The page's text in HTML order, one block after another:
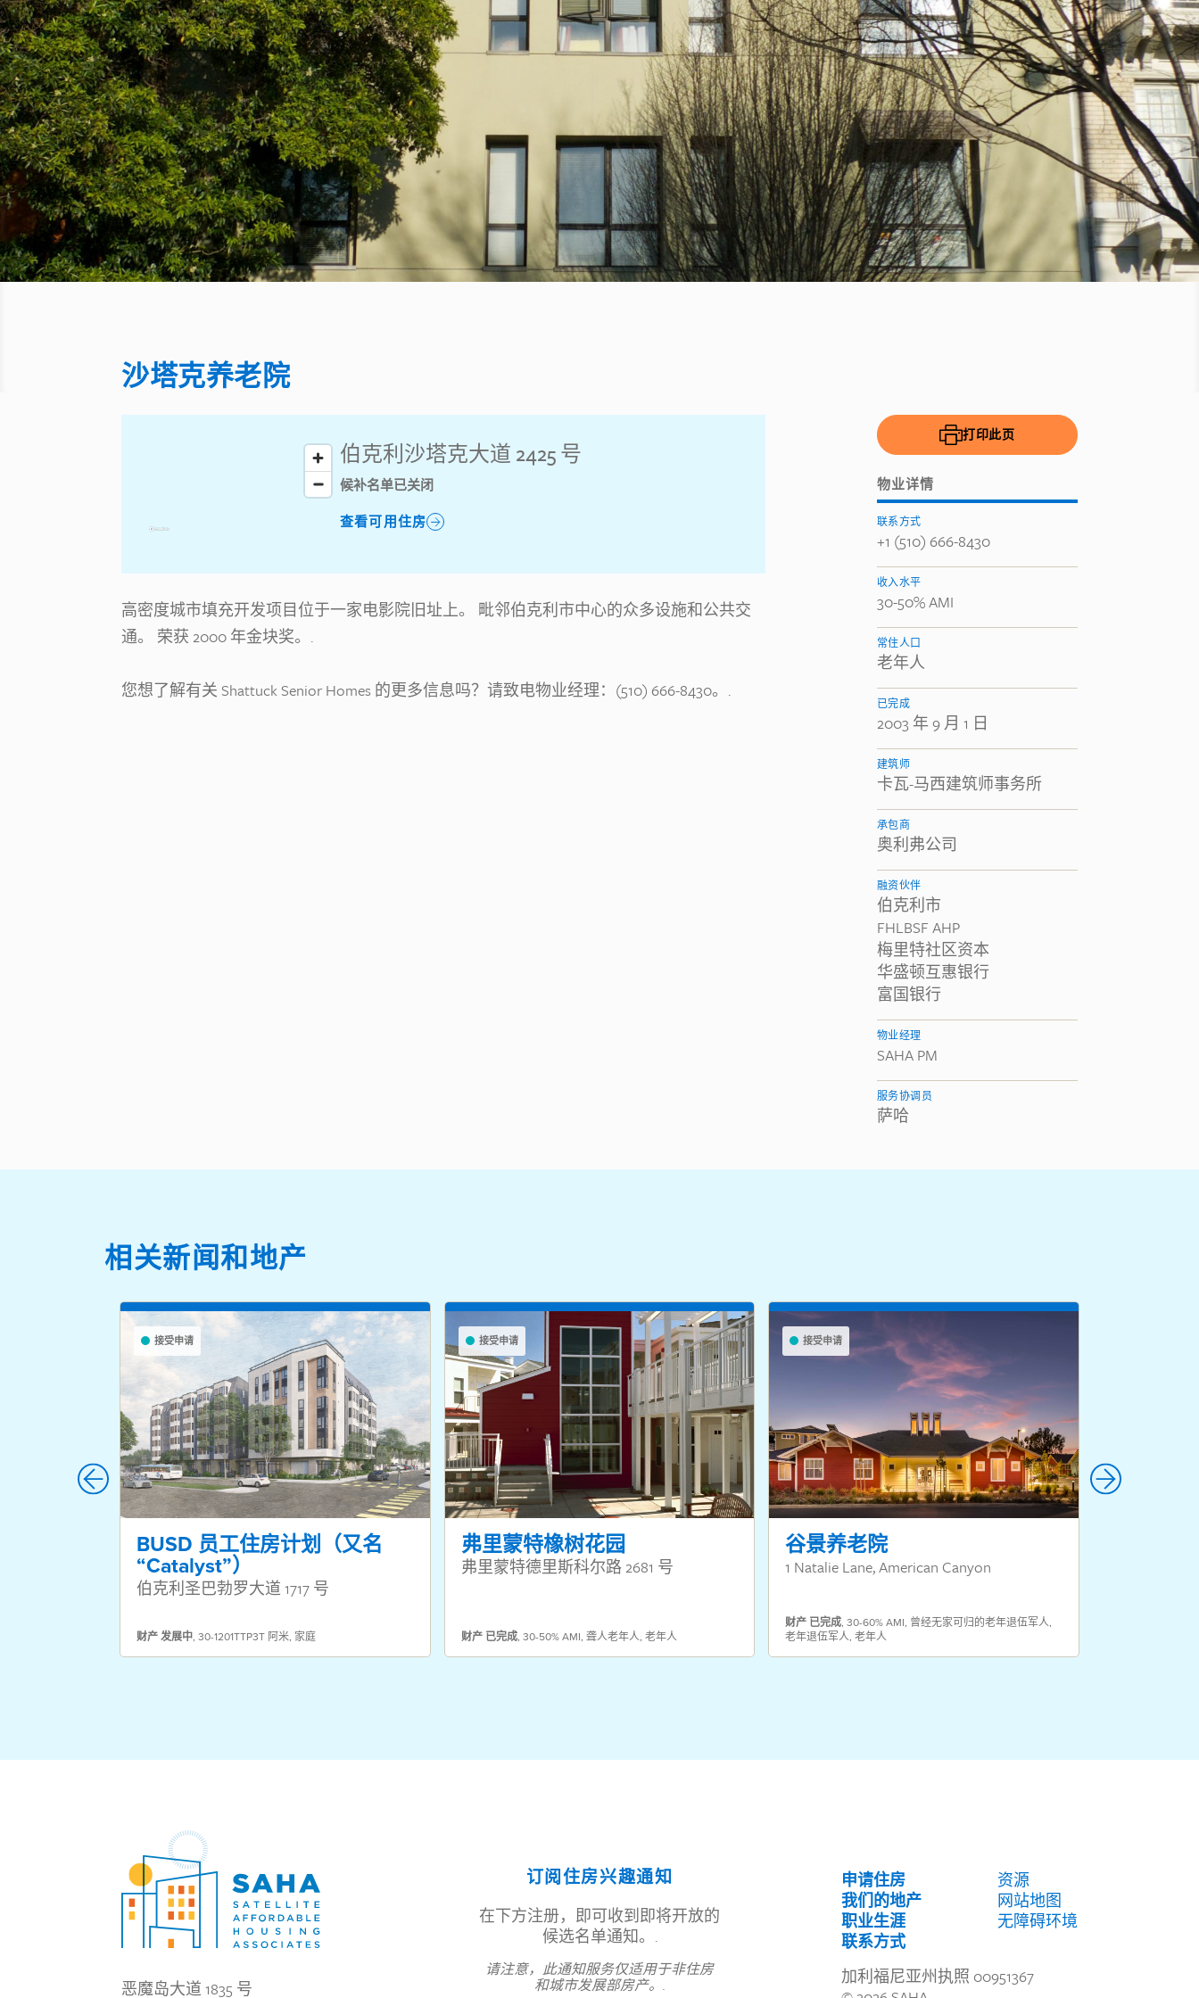
沙塔克养老院
伯克利沙塔克大道 2425 号
候补名单已关闭
查看可用住房
打印此页
物业详情
联系方式
+1 (510) 666-8430
收入水平
30-50% AMI
常住人口
老年人
已完成
2003 年 9 月 1 日
建筑师
卡瓦-马西建筑师事务所
承包商
奥利弗公司
融资伙伴
伯克利市
FHLBSF AHP
梅里特社区资本
华盛顿互惠银行
富国银行
物业经理
SAHA PM
服务协调员
萨哈
高密度城市填充开发项目位于一家电影院旧址上。 毗邻伯克利市中心的众多设施和公共交
通。 荣获 2000 年金块奖。.
您想了解有关 Shattuck Senior Homes 的更多信息吗？请致电物业经理：(510) 666-8430。.
相关新闻和地产
接受申请
BUSD 员工住房计划（又名
“Catalyst”）
伯克利圣巴勃罗大道 1717 号
财产发展中, 30-1201TTP3T 阿米, 家庭
接受申请
弗里蒙特橡树花园
弗里蒙特德里斯科尔路 2681 号
财产 已完成, 30-50% AMI, 聋人老年人, 老年人
接受申请
谷景养老院
1 Natalie Lane, American Canyon
财产 已完成,30-60% AMI, 曾经无家可归的老年退伍军人,
老年退伍军人,老年人
恶魔岛大道 1835 号
订阅住房兴趣通知
在下方注册，即可收到即将开放的
候选名单通知。.
请注意，此通知服务仅适用于非住房
和城市发展部房产。.
申请住房
我们的地产
职业生涯
联系方式
资源
网站地图
无障碍环境
加利福尼亚州执照 00951367